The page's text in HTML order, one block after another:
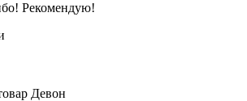
Рекомендую!
Девон